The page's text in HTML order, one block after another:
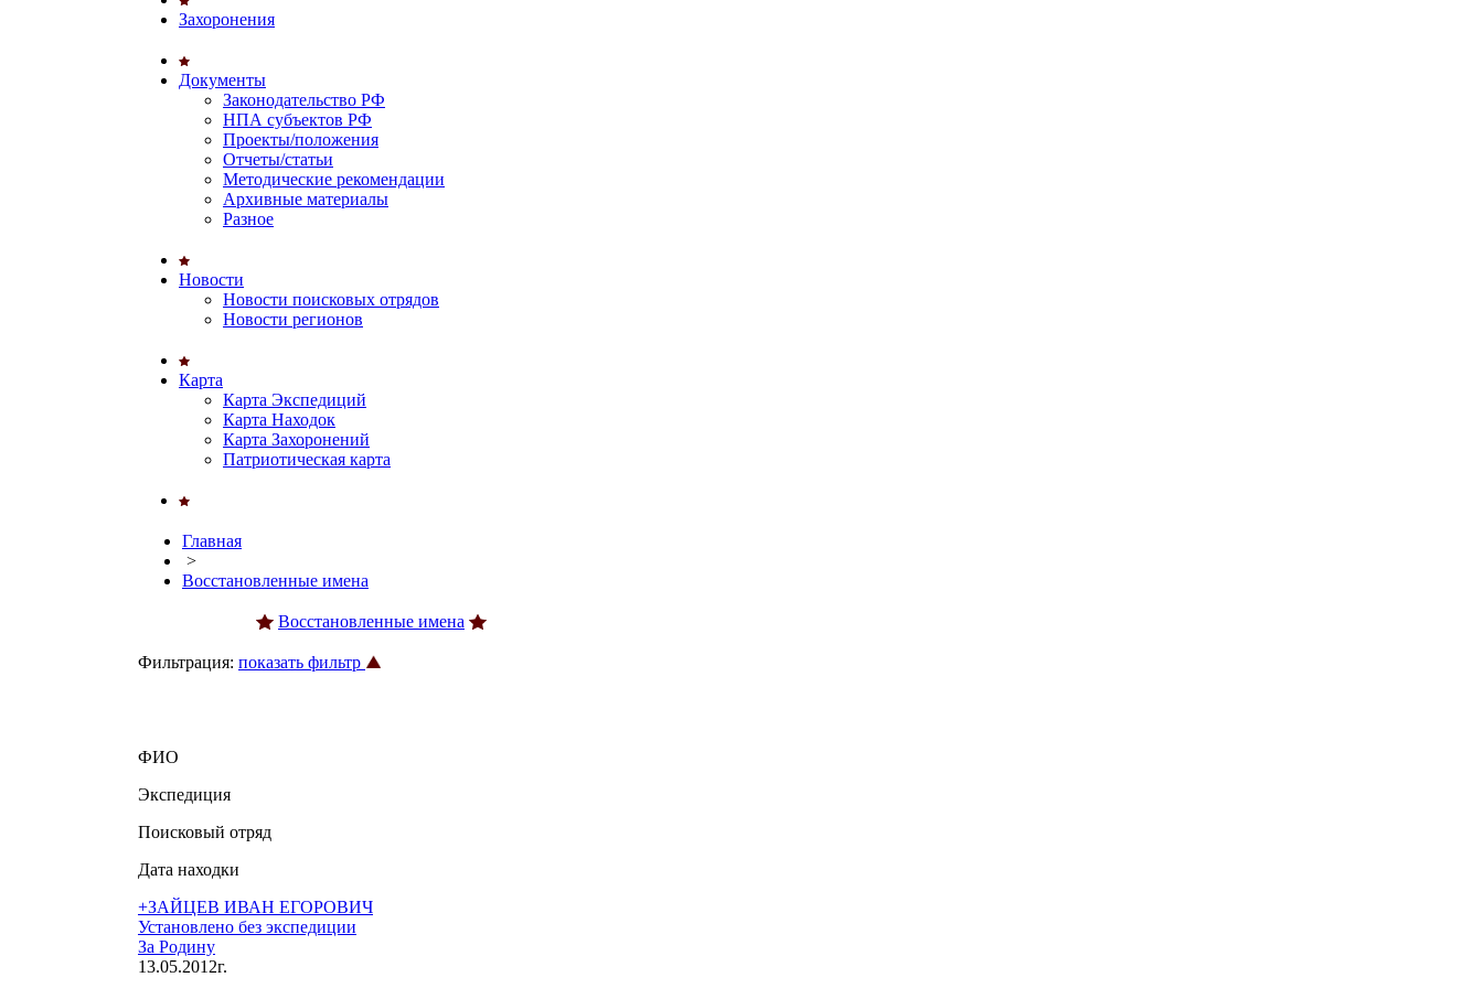
Захоронения
Документы
Законодательство РФ
НПА субъектов РФ
Проекты/положения
Отчеты/статьи
Методические рекомендации
Архивные материалы
Разное
Новости
Новости поисковых отрядов
Новости регионов
Карта
Карта Экспедиций
Карта Находок
Карта Захоронений
Патриотическая карта
Главная
>
Восстановленные имена
Восстановленные имена
Фильтрация: показать фильтр
ФИО
Экспедиция
Поисковый отряд
Дата находки
+ЗАЙЦЕВ ИВАН ЕГОРОВИЧ
Установлено без экспедиции
За Родину
13.05.2012г.